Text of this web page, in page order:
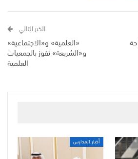
الخبر التالي
«العلمية» و«الاجتماعية»
و«الشريعة» تفوز بالجمعيات
العلمية
أخبار المدارس